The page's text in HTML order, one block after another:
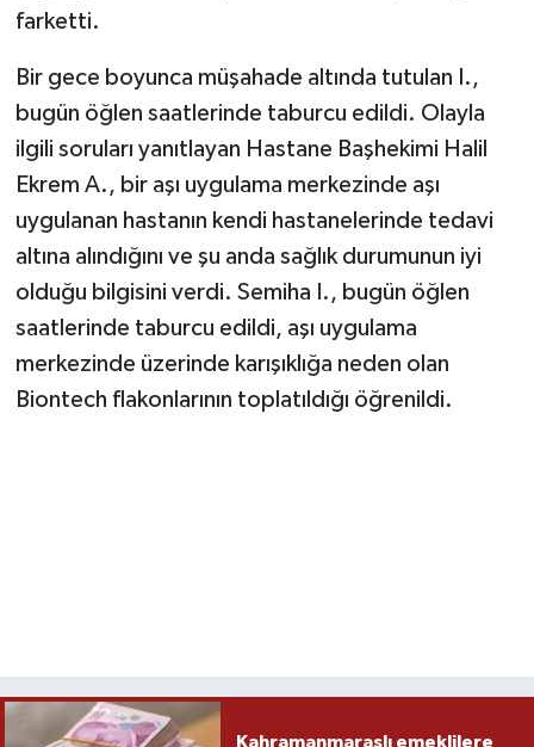
farketti.
Bir gece boyunca müşahade altında tutulan I.,
bugün öğlen saatlerinde taburcu edildi. Olayla
ilgili soruları yanıtlayan Hastane Başhekimi Halil
Ekrem A., bir aşı uygulama merkezinde aşı
uygulanan hastanın kendi hastanelerinde tedavi
altına alındığını ve şu anda sağlık durumunun iyi
olduğu bilgisini verdi. Semiha I., bugün öğlen
saatlerinde taburcu edildi, aşı uygulama
merkezinde üzerinde karışıklığa neden olan
Biontech flakonlarının toplatıldığı öğrenildi.
Kahramanmaraşlı emeklilere